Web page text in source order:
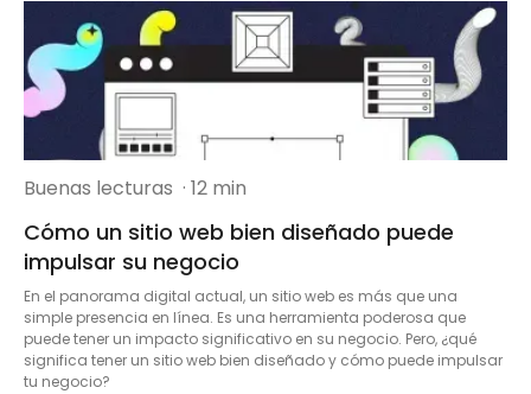
Buenas lecturas · 12 min
Cómo un sitio web bien diseñado puede
impulsar su negocio
En el panorama digital actual, un sitio web es más que una
simple presencia en línea. Es una herramienta poderosa que
puede tener un impacto significativo en su negocio. Pero, ¿qué
significa tener un sitio web bien diseñado y cómo puede impulsar
tu negocio?